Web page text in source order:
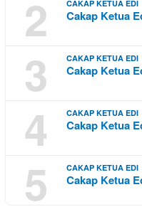
2 CAKAP KETUA EDI
Cakap Ketua
3 CAKAP KETUA EDI
Cakap Ketua
4 CAKAP KETUA EDI
Cakap Ketua
5 CAKAP KETUA EDI
Cakap Ketua